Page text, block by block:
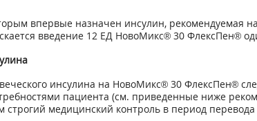
впервые назначен инсулин, рекомендуемая
введение 12 ЕД НовоМикс® 30 ФлексПен®
инсулина на НовоМикс® 30 ФлексПен®
пациента (см. приведенные ниже
медицинский контроль в период